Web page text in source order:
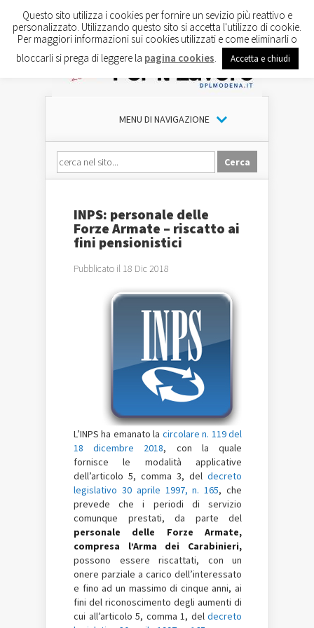
MENU DI NAVIGAZIONE
INPS: personale delle
Forze Armate – riscatto ai
fini pensionistici
Pubblicato il 18 Dic 2018
L’INPS ha emanato la circolare n. 119 del
18 dicembre 2018, con la quale
fornisce le modalità applicative
dell’articolo 5, comma 3, del decreto
legislativo 30 aprile 1997, n. 165, che
prevede che i periodi di servizio
comunque prestati, da parte del
personale delle Forze Armate,
compresa l’Arma dei Carabinieri,
possono essere riscattati, con un
onere parziale a carico dell’interessato
e fino ad un massimo di cinque anni, ai
fini del riconoscimento degli aumenti di
cui all’articolo 5, comma 1, del decreto
Questo sito utilizza i cookies per fornire un sevizio più reattivo e
personalizzato. Utilizzando questo sito si accetta l'utilizzo di cookie.
Per maggiori informazioni sui cookies utilizzati e come eliminarli o
bloccarli si prega di leggere la pagina cookies Accetta e chiudi